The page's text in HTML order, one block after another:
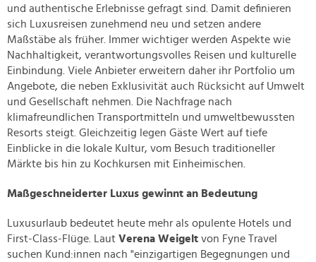
und authentische Erlebnisse gefragt sind. Damit definieren
sich Luxusreisen zunehmend neu und setzen andere
Maßstäbe als früher. Immer wichtiger werden Aspekte wie
Nachhaltigkeit, verantwortungsvolles Reisen und kulturelle
Einbindung. Viele Anbieter erweitern daher ihr Portfolio um
Angebote, die neben Exklusivität auch Rücksicht auf Umwelt
und Gesellschaft nehmen. Die Nachfrage nach
klimafreundlichen Transportmitteln und umweltbewussten
Resorts steigt. Gleichzeitig legen Gäste Wert auf tiefe
Einblicke in die lokale Kultur, vom Besuch traditioneller
Märkte bis hin zu Kochkursen mit Einheimischen.
Maßgeschneiderter Luxus gewinnt an Bedeutung
Luxusurlaub bedeutet heute mehr als opulente Hotels und
First-Class-Flüge. Laut Verena Weigelt von Fyne Travel
suchen Kund:innen nach "einzigartigen Begegnungen und